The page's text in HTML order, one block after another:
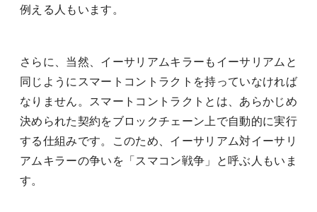
例える人もいます。
さらに、当然、イーサリアムキラーもイーサリアムと
同じようにスマートコントラクトを持っていなければ
なりません。スマートコントラクトとは、あらかじめ
決められた契約をブロックチェーン上で自動的に実行
する仕組みです。このため、イーサリアム対イーサリ
アムキラーの争いを「スマコン戦争」と呼ぶ人もいま
す。